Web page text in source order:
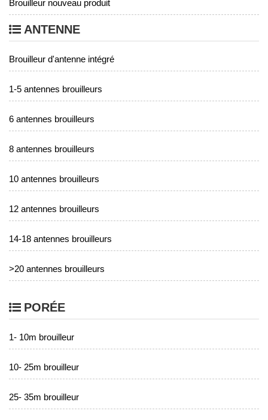
Brouilleur nouveau produit
ANTENNE
Brouilleur d'antenne intégré
1-5 antennes brouilleurs
6 antennes brouilleurs
8 antennes brouilleurs
10 antennes brouilleurs
12 antennes brouilleurs
14-18 antennes brouilleurs
>20 antennes brouilleurs
PORÉE
1- 10m brouilleur
10- 25m brouilleur
25- 35m brouilleur